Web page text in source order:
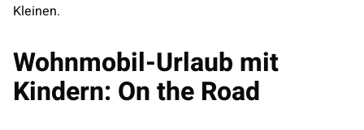
Kleinen.
Wohnmobil-Urlaub mit
Kindern: On the Road